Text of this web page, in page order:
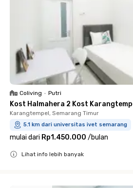
Coliving • Putri
Kost Halmahera 2 Kost
Karangtempel, Semarang Timur
5.1 km dari universitas ivet semarang
mulai dari Rp1.450.000 /bulan
Lihat info lebih banyak